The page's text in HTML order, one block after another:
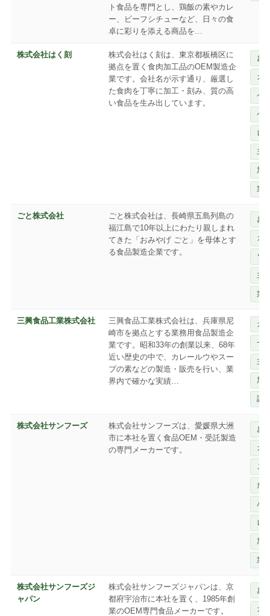
ト食品を専門とし、鶏飯の素やカレ
ー、ビーフシチューなど、日々の食
卓に彩りを添える商品を…
株式会社はく刻
株式会社はく刻は、東京都板橋区に
拠点を置く食肉加工品のOEM製造企
業です。会社名が示す通り、厳選し
た食肉を丁寧に加工・刻み、質の高
い食品を生み出しています。
お
カ
ペ
ペ
レ
主
加
業
ごと株式会社
ごと株式会社は、長崎県五島列島の
福江島で10年以上にわたり親しまれ
てきた「おみやげ ごと」を母体とす
る食品製造企業です。
お
カ
ソ
主
業
三興食品工業株式会社
三興食品工業株式会社は、兵庫県尼
崎市を拠点とする業務用食品製造企
業です。昭和33年の創業以来、68年
近い歴史の中で、カレールウやスー
プの素などの製造・販売を行い、業
界内で確かな実績…
カ
一
主
加
調
株式会社サンフーズ
株式会社サンフーズは、愛媛県大洲
市に本社を置く食品OEM・受託製造
の専門メーカーです。
お
カ
ご
だ
パ
レ
加
業
株式会社サンフーズジ
ャパン
株式会社サンフーズジャパンは、京
都府宇治市に本社を置く、1985年創
業のOEM専門食品メーカーです。
お
カ